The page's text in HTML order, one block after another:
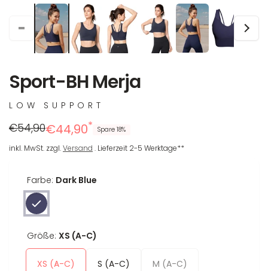
Sport-BH Merja
LOW SUPPORT
Regulärer
Preis
€54,90
Reduzierter
Preis
€44,90* Spare 18%
inkl. MwSt. zzgl.Versand . Lieferzeit 2-5 Werktage**
Farbe: Dark Blue
Größe: XS (A-C)
XS (A-C) S (A-C) M (A-C)